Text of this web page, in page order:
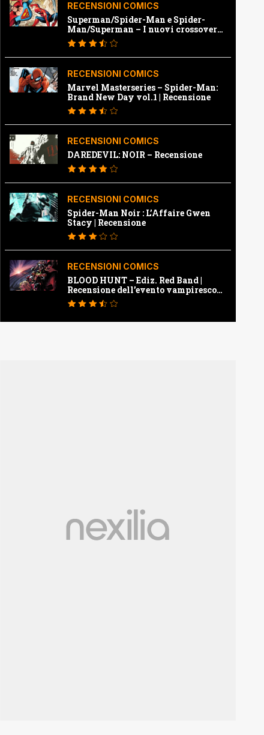
RECENSIONI COMICS
Superman/Spider-Man e Spider-
Man/Superman – I nuovi crossover
Marvel e Dc | Recensione
RECENSIONI COMICS
Marvel Masterseries – Spider-Man:
Brand New Day vol.1 | Recensione
RECENSIONI COMICS
DAREDEVIL: NOIR – Recensione
RECENSIONI COMICS
Spider-Man Noir : L’Affaire Gwen
Stacy | Recensione
RECENSIONI COMICS
BLOOD HUNT – Ediz. Red Band |
Recensione dell’evento vampiresco
della Marvel